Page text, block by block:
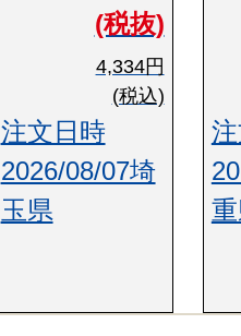
(税抜)
4,334円
(税込)
注文日時
2026/08/07埼
玉県